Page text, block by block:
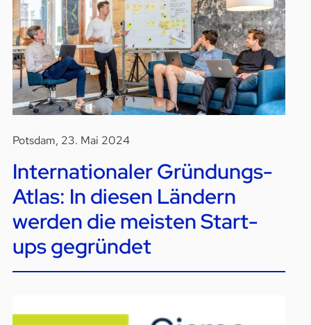
Potsdam, 23. Mai 2024
Internationaler Gründungs-
Atlas: In diesen Ländern
werden die meisten Start-
ups gegründet